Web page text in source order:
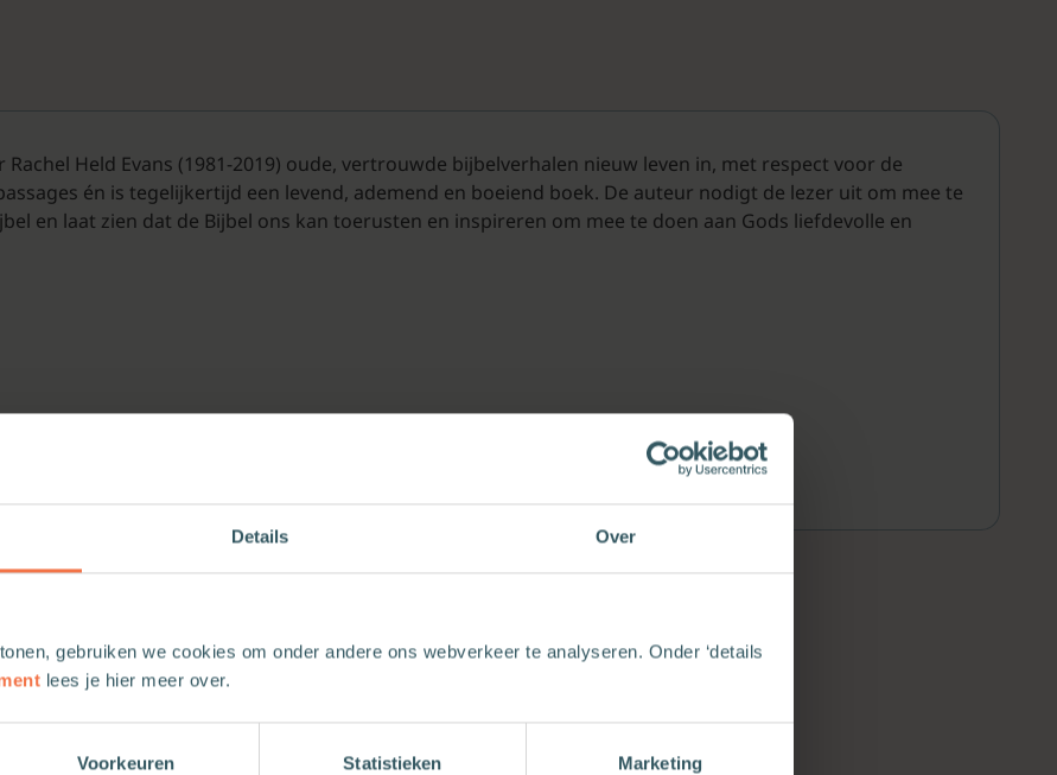
Details Over
gebruiken we cookies om onder andere ons webverkeer te analyseren. Onder ‘details
lees je hier meer over.
Voorkeuren Statistieken Marketing
Rachel Held Evans (1981-2019) oude, vertrouwde bijbelverhalen nieuw leven in, met respect voor de
én is tegelijkertijd een levend, ademend en boeiend boek. De auteur nodigt de lezer uit om mee te
en laat zien dat de Bijbel ons kan toerusten en inspireren om mee te doen aan Gods liefdevolle en